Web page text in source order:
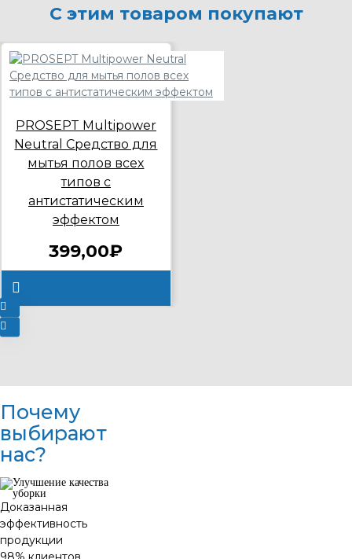
С этим товаром покупают
PROSEPT Multipower
Neutral Средство для
мытья полов всех
типов c
антистатическим
эффектом
399,00₽
Почему
выбирают
нас?
Доказанная
эффективность
продукции